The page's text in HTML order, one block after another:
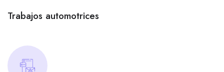
Trabajos automotrices